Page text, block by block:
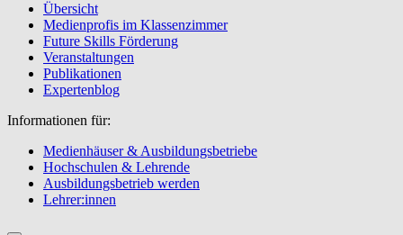
Übersicht
Medienprofis im Klassenzimmer
Future Skills Förderung
Veranstaltungen
Publikationen
Expertenblog
Informationen für:
Medienhäuser & Ausbildungsbetriebe
Hochschulen & Lehrende
Ausbildungsbetrieb werden
Lehrer:innen